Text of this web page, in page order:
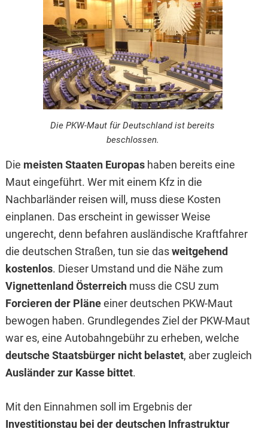
Die PKW-Maut für Deutschland ist bereits
beschlossen.
Die meisten Staaten Europashaben bereits eine
Maut eingeführt. Wer mit einem Kfz in die
Nachbarländer reisen will, muss diese Kosten
einplanen. Das erscheint in gewisser Weise
ungerecht, denn befahren ausländische Kraftfahrer
die deutschen Straßen, tun sie dasweitgehend
kostenlos. Dieser Umstand und die Nähe zum
Vignettenland Österreichmuss die CSU zum
Forcieren der Pläneeiner deutschen PKW-Maut
bewogen haben. Grundlegendes Ziel der PKW-Maut
war es, eine Autobahngebühr zu erheben, welche
deutsche Staatsbürger nicht belastet, aber zugleich
Ausländer zur Kasse bittet.
Mit den Einnahmen soll im Ergebnis der
Investitionstau bei der deutschen Infrastruktur